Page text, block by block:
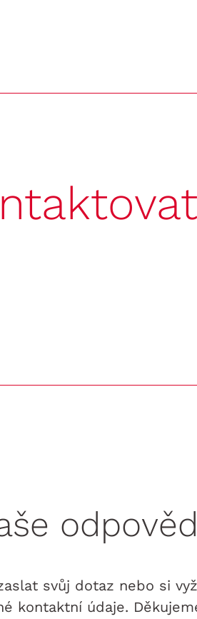
svůj dotaz nebo si
kontaktní údaje.